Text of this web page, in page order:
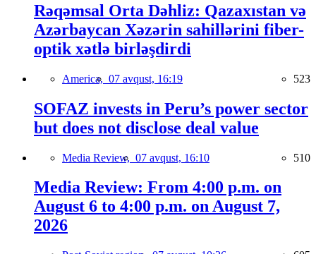
Rəqəmsal Orta Dəhliz: Qazaxıstan və
Azərbaycan Xəzərin sahillərini fiber-
optik xətlə birləşdirdi
America, 07 avqust, 16:19 523
SOFAZ invests in Peru’s power sector
but does not disclose deal value
Media Review, 07 avqust, 16:10 510
Media Review: From 4:00 p.m. on
August 6 to 4:00 p.m. on August 7,
2026